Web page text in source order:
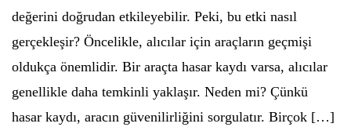
değerini doğrudan etkileyebilir. Peki, bu etki nasıl
gerçekleşir? Öncelikle, alıcılar için araçların geçmişi
oldukça önemlidir. Bir araçta hasar kaydı varsa, alıcılar
genellikle daha temkinli yaklaşır. Neden mi? Çünkü
hasar kaydı, aracın güvenilirliğini sorgulatır. Birçok […]